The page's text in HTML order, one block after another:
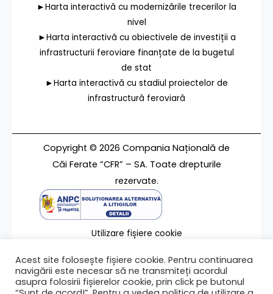
►Harta interactivă cu modernizările trecerilor la
nivel
►Harta interactivă cu obiectivele de investiții a
infrastructurii feroviare finanțate de la bugetul
de stat
►Harta interactivă cu stadiul proiectelor de
infrastructură feroviară
Copyright © 2026 Compania Națională de
Căi Ferate ”CFR” – SA. Toate drepturile
rezervate.
Utilizare fișiere cookie
Contact
Acest site folosește fișiere cookie. Pentru continuarea
navigării este necesar să ne transmiteți acordul
asupra folosirii fișierelor cookie, prin click pe butonul